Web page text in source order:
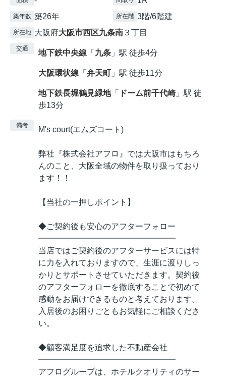
築年数 築26年 所在階 3階/6階建
所在地 大阪府大阪市西区九条南 ３丁目
交通 地下鉄中央線 「 九条 」駅 徒歩4分
大阪環状線 「 弁天町 」駅 徒歩11分
地下鉄長堀鶴見緑地「 ドーム前千代崎」駅 徒
歩13分
備考 M's court(エムズコート)
弊社『株式会社アフロ』では大阪市はもちろ
んのこと、大阪全域の物件を取り扱っており
ます！！
【当社の一押しポイント】
◆ご契約後も安心のアフターフォロー
━━━━━━━━━━━━━━━━━
当店ではご契約後のアフターサービスには特
に力を入れておりますので、生涯に渡りしっ
かりとサポートさせていただきます。契約後
のアフターフォローを徹底することで初めて
感動をお届けできるものと考えております。
入居後のお困りごともお気軽にご相談くださ
い。
◆顧客満足度を追求した不動産会社
━━━━━━━━━━━━━━━━━
アフログループは、ホテルクオリティのサー